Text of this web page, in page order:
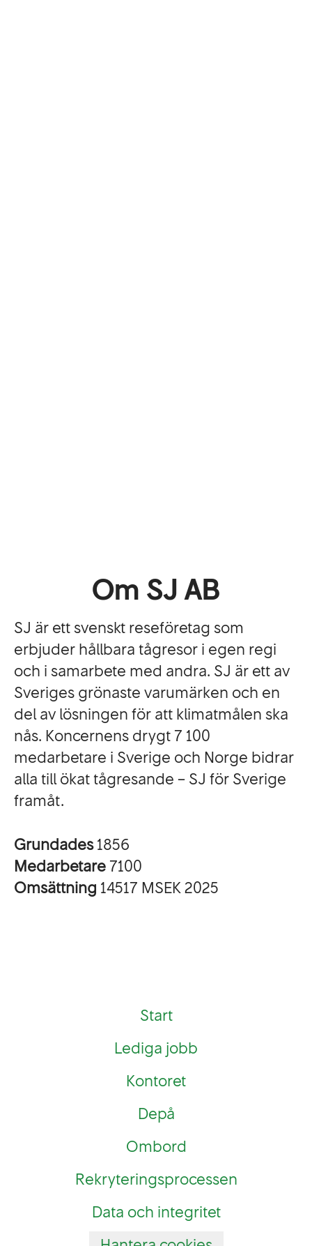
Om SJ AB
SJ är ett svenskt reseföretag som
erbjuder hållbara tågresor i egen regi
och i samarbete med andra. SJ är ett av
Sveriges grönaste varumärken och en
del av lösningen för att klimatmålen ska
nås. Koncernens drygt 7 100
medarbetare i Sverige och Norge bidrar
alla till ökat tågresande – SJ för Sverige
framåt.
Grundades1856
Medarbetare 7100
Omsättning 14517 MSEK 2025
Start
Lediga jobb
Kontoret
Depå
Ombord
Rekryteringsprocessen
Data och integritet